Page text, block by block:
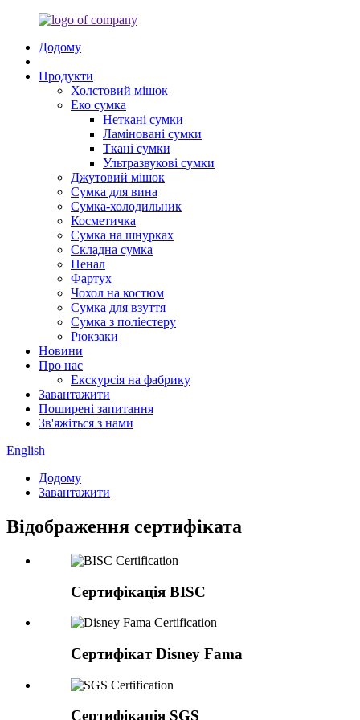
Додому
Продукти
Холстовий мішок
Еко сумка
Неткані сумки
Ламіновані сумки
Ткані сумки
Ультразвукові сумки
Джутовий мішок
Сумка для вина
Сумка-холодильник
Косметичка
Сумка на шнурках
Складна сумка
Пенал
Фартух
Чохол на костюм
Сумка для взуття
Сумка з поліестеру
Рюкзаки
Новини
Про нас
Екскурсія на фабрику
Завантажити
Поширені запитання
Зв'яжіться з нами
English
Додому
Завантажити
Відображення сертифіката
Сертифікація BISC
Сертифікат Disney Fama
Сертифікація SGS